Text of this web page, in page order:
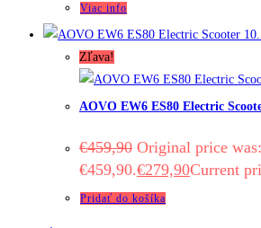
Viac info
Zľava!
AOVO EW6 ES80 Electric
€459,90 Original price was:
€459,90.€279,90Current
Pridať do košíka